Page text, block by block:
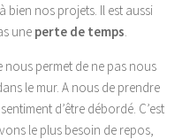
bien nos projets. Il est aussi
une perte de temps.
nous permet de ne pas nous
le mur. A nous de prendre
d’être débordé. C’est
le plus besoin de repos,